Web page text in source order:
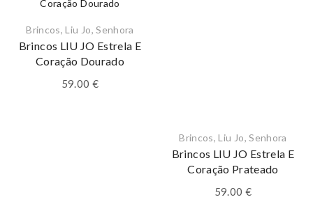
Brincos,Liu Jo,Senhora
Brincos LIU JO Estrela E
Coração Dourado
59.00 €
Brincos,Liu Jo,Senhora
Brincos LIU JO Estrela E
Coração Prateado
59.00 €